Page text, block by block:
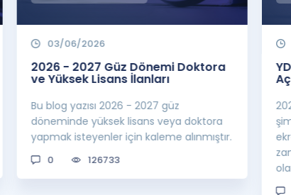
03/06/2026
2026 - 2027 Güz Dönemi Doktora
ve Yüksek Lisans İlanları
Bu blog yazısı 2026 - 2027 güz
döneminde yüksek lisans veya doktora
yapmak isteyenler için kaleme alınmıştır.
0 126733